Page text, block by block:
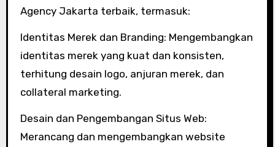
Agency Jakarta terbaik, termasuk:
Identitas Merek dan Branding: Mengembangkan
identitas merek yang kuat dan konsisten,
terhitung desain logo, anjuran merek, dan
collateral marketing.
Desain dan Pengembangan Situs Web:
Merancang dan mengembangkan website